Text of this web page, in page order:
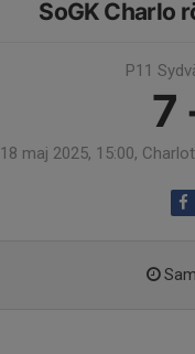
SoGK Charlo
P11
7
18 maj 2025, 15:00,